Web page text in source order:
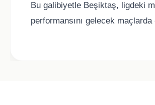
Bu galibiyetle Beşiktaş, ligdeki
performansını gelecek